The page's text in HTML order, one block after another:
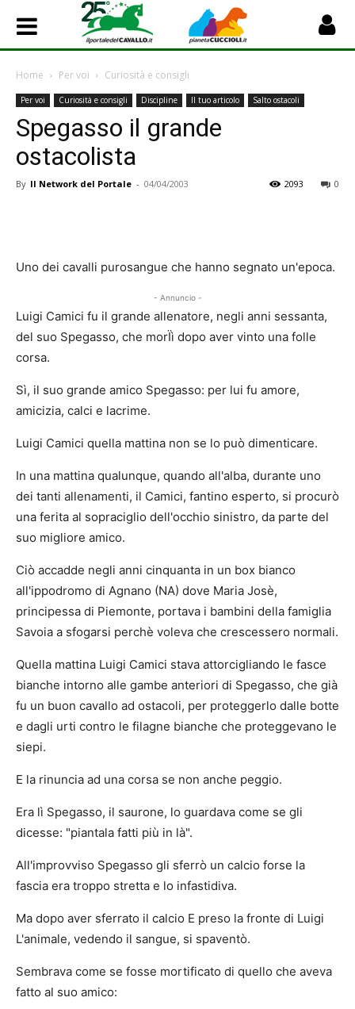
Home Per voi Curiosità e consigli
Per voi Curiosità e consigli Discipline Il tuo articolo Salto ostacoli
Spegasso il grande
ostacolista
By Il Network del Portale - 04/04/2003 0
2093
Uno dei cavalli purosangue che hanno segnato un'epoca.
- Annuncio -
Luigi Camici fu il grande allenatore, negli anni sessanta,
del suo Spegasso, che morÏì dopo aver vinto una folle
corsa.
Sì, il suo grande amico Spegasso: per lui fu amore,
amicizia, calci e lacrime.
Luigi Camici quella mattina non se lo può dimenticare.
In una mattina qualunque, quando all'alba, durante uno
dei tanti allenamenti, il Camici, fantino esperto, si procurò
una ferita al sopraciglio dell'occhio sinistro, da parte del
suo migliore amico.
Ciò accadde negli anni cinquanta in un box bianco
all'ippodromo di Agnano (NA) dove Maria Josè,
principessa di Piemonte, portava i bambini della famiglia
Savoia a sfogarsi perchè voleva che crescessero normali.
Quella mattina Luigi Camici stava attorcigliando le fasce
bianche intorno alle gambe anteriori di Spegasso, che già
fu un buon cavallo ad ostacoli, per proteggerlo dalle botte
e dagli urti contro le filagne bianche che proteggevano le
siepi.
E la rinuncia ad una corsa se non anche peggio.
Era lì Spegasso, il saurone, lo guardava come se gli
dicesse: "piantala fatti più in là".
All'improvviso Spegasso gli sferrò un calcio forse la
fascia era troppo stretta e lo infastidiva.
Ma dopo aver sferrato il calcio E preso la fronte di Luigi
L'animale, vedendo il sangue, si spaventò.
Sembrava come se fosse mortificato di quello che aveva
fatto al suo amico: